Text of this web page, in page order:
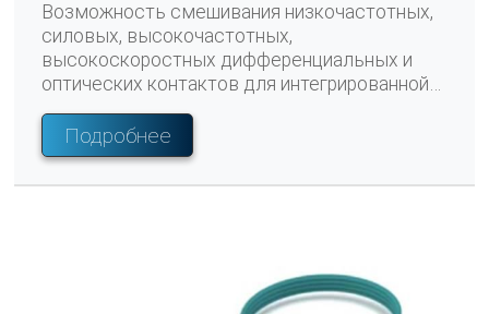
Возможность смешивания низкочастотных,
силовых, высокочастотных,
высокоскоростных дифференциальных и
оптических контактов для интегрированной
передачи сигнала. Модульная конструкция
позволяет пользователям настраивать
разъемы, выбирая различные модули.
Подробнее